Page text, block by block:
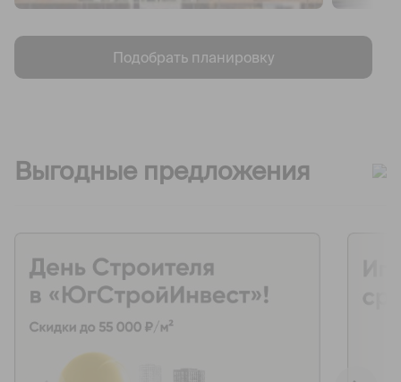
Подобрать планировку
Выгодные предложения